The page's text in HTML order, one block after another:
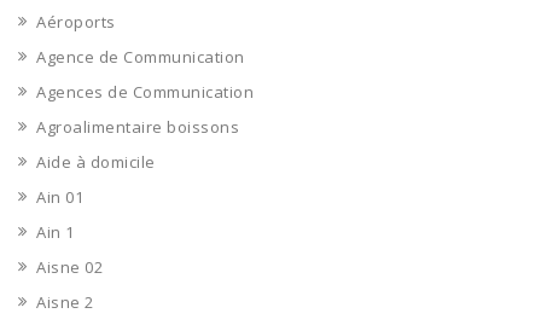
Aéroports
Agence de Communication
Agences de Communication
Agroalimentaire boissons
Aide à domicile
Ain 01
Ain 1
Aisne 02
Aisne 2